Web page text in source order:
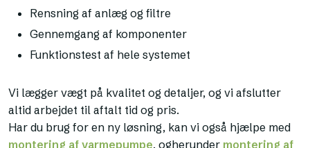
Rensning af anlæg og filtre
Gennemgang af komponenter
Funktionstest af hele systemet
Vi lægger vægt på kvalitet og detaljer, og vi afslutter
altid arbejdet til aftalt tid og pris.
Har du brug for en ny løsning, kan vi også hjælpe med
montering af varmepumpe, ogherunder montering af